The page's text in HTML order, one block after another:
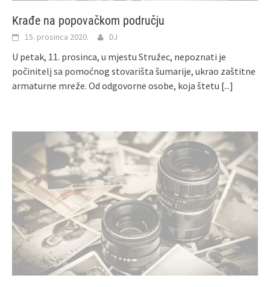
Krađe na popovačkom području
15. prosinca 2020. DJ
U petak, 11. prosinca, u mjestu Stružec, nepoznati je
počinitelj sa pomoćnog stovarišta šumarije, ukrao zaštitne
armaturne mreže. Od odgovorne osobe, koja štetu [...]